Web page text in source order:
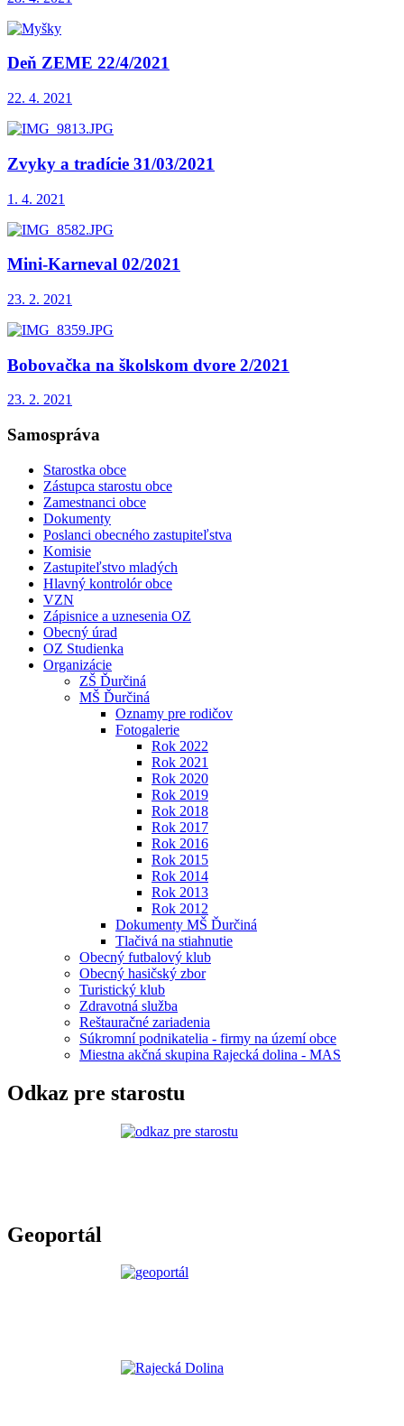
Deň ZEME 22/4/2021
22. 4. 2021
Zvyky a tradície 31/03/2021
1. 4. 2021
Mini-Karneval 02/2021
23. 2. 2021
Bobovačka na školskom dvore 2/2021
23. 2. 2021
Samospráva
Starostka obce
Zástupca starostu obce
Zamestnanci obce
Dokumenty
Poslanci obecného zastupiteľstva
Komisie
Zastupiteľstvo mladých
Hlavný kontrolór obce
VZN
Zápisnice a uznesenia OZ
Obecný úrad
OZ Studienka
Organizácie
ZŠ Ďurčiná
MŠ Ďurčiná
Oznamy pre rodičov
Fotogalerie
Rok 2022
Rok 2021
Rok 2020
Rok 2019
Rok 2018
Rok 2017
Rok 2016
Rok 2015
Rok 2014
Rok 2013
Rok 2012
Dokumenty MŠ Ďurčiná
Tlačivá na stiahnutie
Obecný futbalový klub
Obecný hasičský zbor
Turistický klub
Zdravotná služba
Reštauračné zariadenia
Súkromní podnikatelia - firmy na území obce
Miestna akčná skupina Rajecká dolina - MAS
Odkaz pre starostu
Geoportál